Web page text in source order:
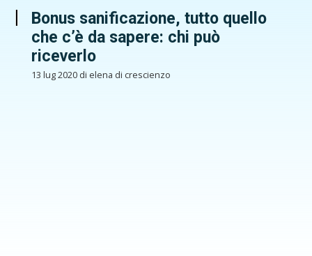
Bonus sanificazione, tutto quello
che c’è da sapere: chi può
riceverlo
13 lug 2020 di elena di crescienzo